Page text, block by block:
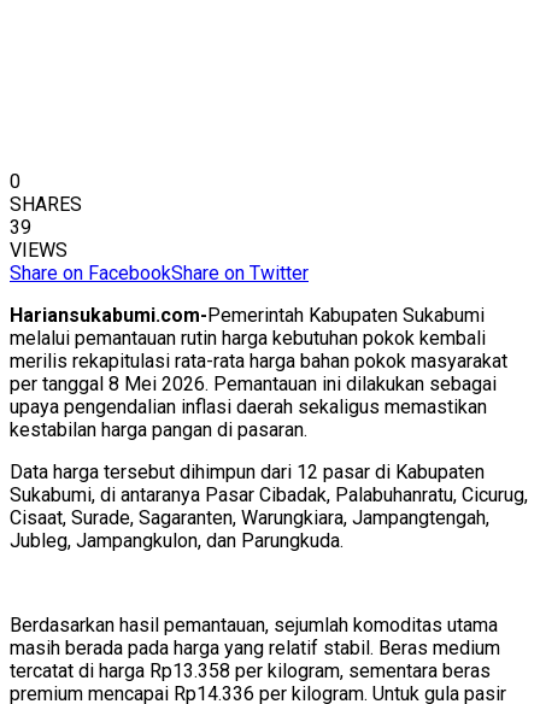
0
SHARES
39
VIEWS
Share on FacebookShare on Twitter
Hariansukabumi.com-Pemerintah Kabupaten Sukabumi
melalui pemantauan rutin harga kebutuhan pokok kembali
merilis rekapitulasi rata-rata harga bahan pokok masyarakat
per tanggal 8 Mei 2026. Pemantauan ini dilakukan sebagai
upaya pengendalian inflasi daerah sekaligus memastikan
kestabilan harga pangan di pasaran.
Data harga tersebut dihimpun dari 12 pasar di Kabupaten
Sukabumi, di antaranya Pasar Cibadak, Palabuhanratu, Cicurug,
Cisaat, Surade, Sagaranten, Warungkiara, Jampangtengah,
Jubleg, Jampangkulon, dan Parungkuda.
Berdasarkan hasil pemantauan, sejumlah komoditas utama
masih berada pada harga yang relatif stabil. Beras medium
tercatat di harga Rp13.358 per kilogram, sementara beras
premium mencapai Rp14.336 per kilogram. Untuk gula pasir